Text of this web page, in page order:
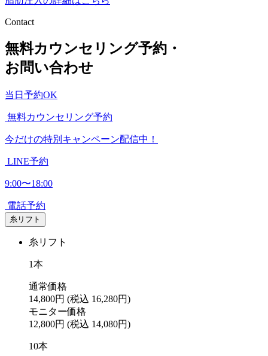
Contact
無料カウンセリング予約・
お問い合わせ
当日予約OK
無料カウンセリング予約
今だけの特別キャンペーン配信中！
LINE予約
9:00〜18:00
電話予約
糸リフト
糸リフト
1本
通常価格
14,800円 (税込 16,280円)
モニター価格
12,800円 (税込 14,080円)
10本